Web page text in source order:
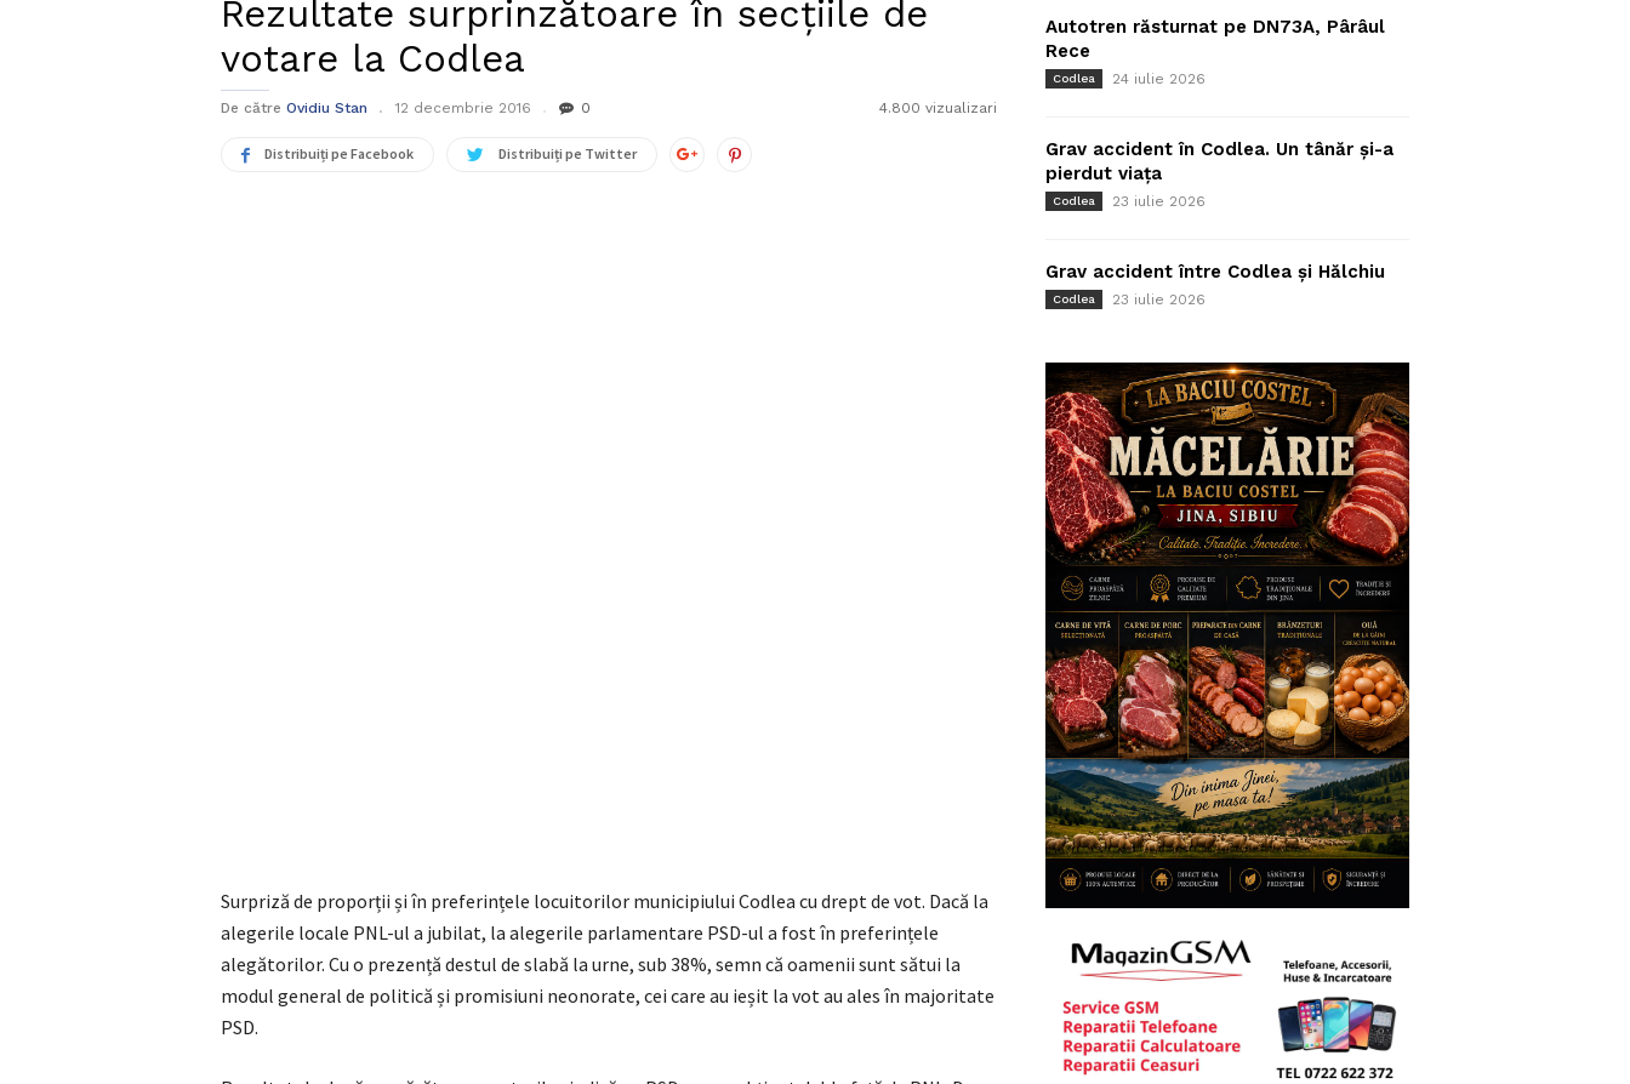
Rezultate surprinzătoare în secțiile de
votare la Codlea
De către Ovidiu Stan 12 decembrie 2016 0 4.800 vizualizari
Distribuiți pe Facebook Distribuiți pe Twitter
Surpriză de proporții și în preferințele locuitorilor municipiului Codlea cu drept de vot. Dacă la
alegerile locale PNL-ul a jubilat, la alegerile parlamentare PSD-ul a fost în preferințele
alegătorilor. Cu o prezență destul de slabă la urne, sub 38%, semn că oamenii sunt sătui la
modul general de politică și promisiuni neonorate, cei care au ieșit la vot au ales în majoritate
PSD.
Autotren răsturnat pe DN73A, Pârâul
Rece
Codlea 24 iulie 2026
Grav accident în Codlea. Un tânăr și-a
pierdut viața
Codlea 23 iulie 2026
Grav accident între Codlea și Hălchiu
Codlea 23 iulie 2026